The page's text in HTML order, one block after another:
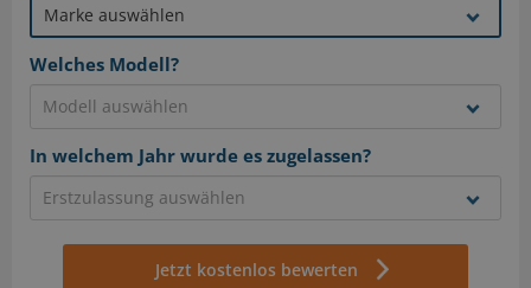
Welches Modell?
In welchem Jahr wurde es zugelassen?
Jetzt kostenlos bewerten